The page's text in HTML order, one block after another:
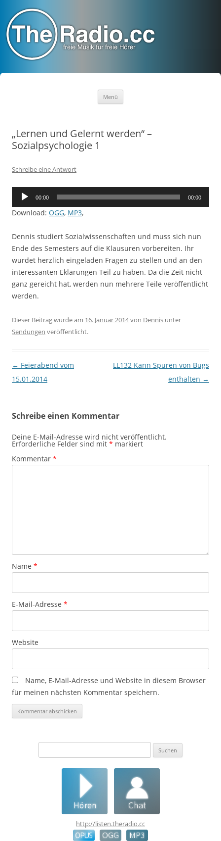
Menü
„Lernen und Gelernt werden“ –
Sozialpsychologie 1
Schreibe eine Antwort
Audio-
00:00 00:00
Download: OGG, MP3,
Dennis studiert Sozialwissenschaften und muss sich nun
Ende des Semesters auf die Klausuren vorbereiten. Ihr
wurdet herzlich eingeladen Fragen zu stellen und an den
interessanten Eklärungen Teil zu haben. Da die Zeit nicht
ganz gereicht hat, werden nun mehrere Teile veröffentlicht
werden.
Dieser Beitrag wurde am 16. Januar 2014von Dennis unter
Sendungen veröffentlicht.
Beitragsnavigation
← Feierabend vom
15.01.2014
LL132 Kann Spuren von Bugs
enthalten →
Schreibe einen Kommentar
Deine E-Mail-Adresse wird nicht veröffentlicht.
Erforderliche Felder sind mit * markiert
Kommentar *
Name *
E-Mail-Adresse *
Website
Name, E-Mail-Adresse und Website in diesem Browser
für meinen nächsten Kommentar speichern.
http://listen.theradio.cc